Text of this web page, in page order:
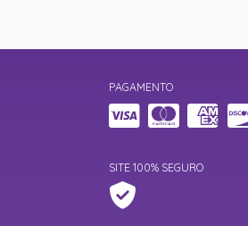
PAGAMENTO
SITE 100% SEGURO